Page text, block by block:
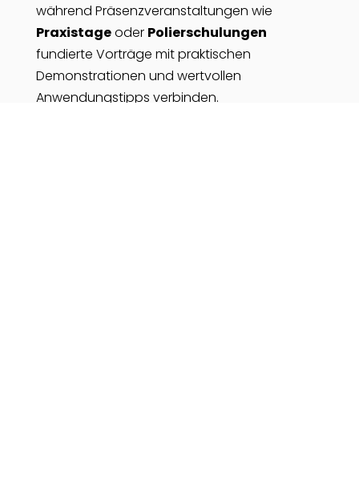
während Präsenzveranstaltungen wie
Praxistageoder Polierschulungen
fundierte Vorträge mit praktischen
Demonstrationen und wertvollen
Anwendungstipps verbinden.